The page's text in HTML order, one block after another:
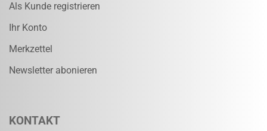
Als Kunde registrieren
Ihr Konto
Merkzettel
Newsletter abonieren
KONTAKT